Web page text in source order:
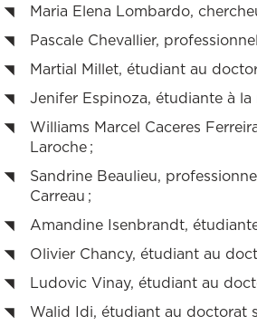
Maria Elena Lombardo,
Pascale Chevallier,
Martial Millet, étudiant au
Jenifer Espinoza, étudiante à
Williams Marcel Caceres
Laroche ;
Sandrine Beaulieu,
Carreau ;
Amandine Isenbrandt,
Olivier Chancy, étudiant au
Ludovic Vinay, étudiant au
Walid Idi, étudiant au doctorat